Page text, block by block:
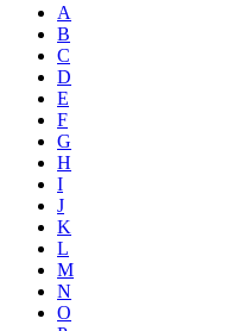
A
B
C
D
E
F
G
H
I
J
K
L
M
N
O